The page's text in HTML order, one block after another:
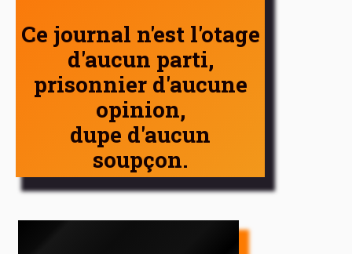
Ce journal n'est l'otage
d'aucun parti,
prisonnier d'aucune
opinion,
dupe d'aucun
soupçon.